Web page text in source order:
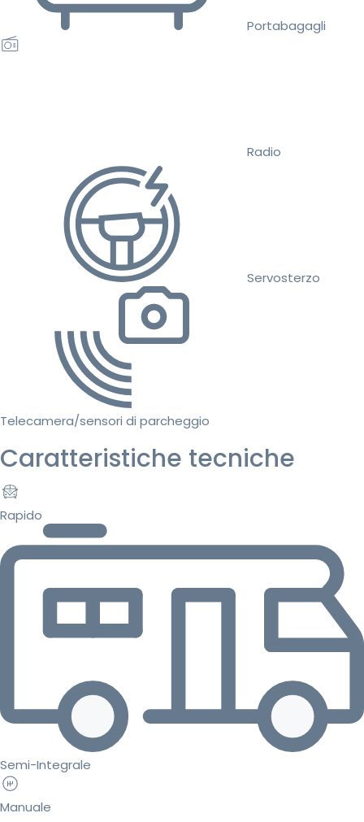
Portabagagli
Radio
Servosterzo
Telecamera/sensori di parcheggio
Caratteristiche tecniche
Rapido
Semi-Integrale
Manuale